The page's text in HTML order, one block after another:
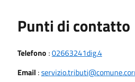
Punti di contatto
Telefono :02663241dig.4
Email :